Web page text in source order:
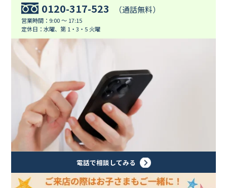
0120-317-523 （通話無料）
営業時間：9:00 ～ 17:15
定休日：水曜、第 1・3・5 火曜
電話で相談してみる